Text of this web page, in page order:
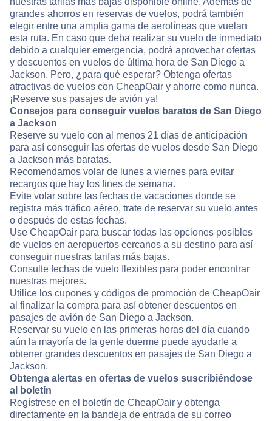
grandes ahorros en reservas de vuelos, podrá también
elegir entre una amplia gama de aerolíneas que vuelan
esta ruta. En caso que deba realizar su vuelo de inmediato
debido a cualquier emergencia, podrá aprovechar ofertas
y descuentos en vuelos de última hora de San Diego a
Jackson. Pero, ¿para qué esperar? Obtenga ofertas
atractivas de vuelos con CheapOair y ahorre como nunca.
¡Reserve sus pasajes de avión ya!
Consejos para conseguir vuelos baratos de San Diego
a Jackson
Reserve su vuelo con al menos 21 días de anticipación
para así conseguir las ofertas de vuelos desde San Diego
a Jackson más baratas.
Recomendamos volar de lunes a viernes para evitar
recargos que hay los fines de semana.
Evite volar sobre las fechas de vacaciones donde se
registra más tráfico aéreo, trate de reservar su vuelo antes
o después de estas fechas.
Use CheapOair para buscar todas las opciones posibles
de vuelos en aeropuertos cercanos a su destino para así
conseguir nuestras tarifas más bajas.
Consulte fechas de vuelo flexibles para poder encontrar
nuestras mejores.
Utilice los cupones y códigos de promoción de CheapOair
al finalizar la compra para así obtener descuentos en
pasajes de avión de San Diego a Jackson.
Reservar su vuelo en las primeras horas del día cuando
aún la mayoría de la gente duerme puede ayudarle a
obtener grandes descuentos en pasajes de San Diego a
Jackson.
Obtenga alertas en ofertas de vuelos suscribiéndose
al boletín
Regístrese en el boletín de CheapOair y obtenga
directamente en la bandeja de entrada de su correo